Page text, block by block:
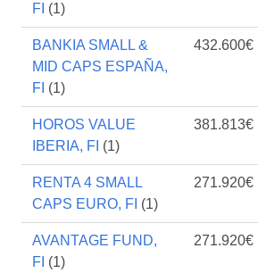
FI (1)
BANKIA SMALL &
MID CAPS ESPAÑA,
FI (1)
432.600€
HOROS VALUE
IBERIA, FI (1)
381.813€
RENTA 4 SMALL
CAPS EURO, FI (1)
271.920€
AVANTAGE FUND,
FI (1)
271.920€